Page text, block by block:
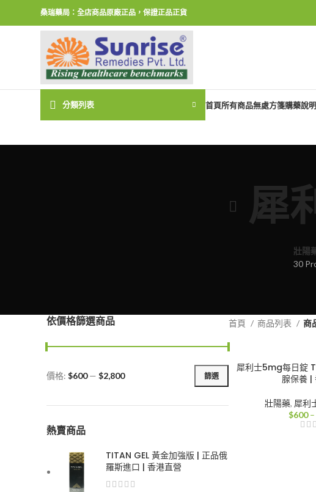
桑瑞藥局：全店商品原廠正品，保證正品正貨
分類列表 首頁所有商品無處方箋購藥說明
犀
壯陽
30
依價格篩選商品
最
價
最
價
篩選
價格: $600— $2,800
熱賣商品
TITAN GEL 黃金加強版 | 正品俄
羅斯進口 | 香港直營
首頁 商品列表 商
犀利士5mg每日錠
腺保養 |
壯陽藥, 犀利
$600 –